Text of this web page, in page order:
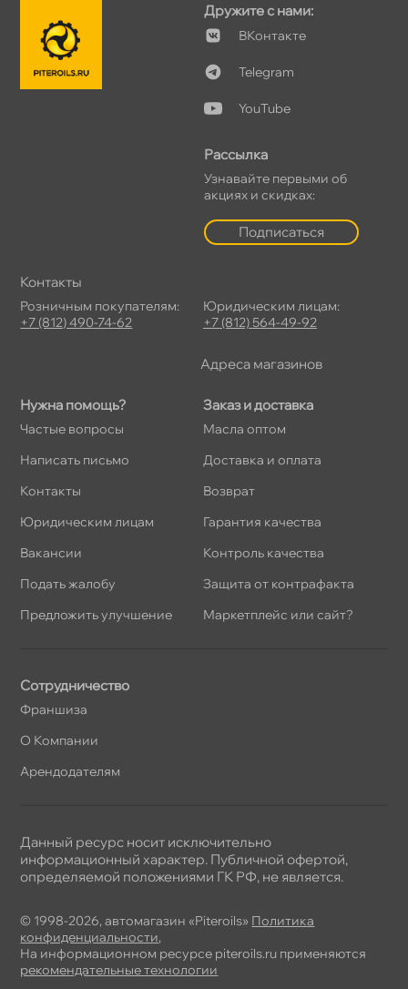
Нужна помощь?
Частые вопросы
Написать письмо
Контакты
Юридическим лицам
акансии
Подать жалобу
Предложить улучшение
Заказ и доставка
Масла оптом
Доставка и оплата
озврат
Гарантия качества
Контроль качества
Защита от контрафакта
Маркетплейс или сайт?
Дружите с нами:
Контакте
Telegram
YouTube
Рассылка
Узнавайте первыми о
акциях и скидках:
Подписаться
Сотрудничество
Франшиза
О Компании
Арендодателям
Контакты
Розничным покупателям:
+7 (812) 490-74-62
Юридическим лицам:
+7 (812) 564-49-92
Адреса магазино
© 1998-2026, автомагазин «Piteroils» Политика
конфиденциальности,
На информационном ресурсе piteroils.ru применяются
рекомендательные технологии
Данный ресурс носит исключительно
информационный характер. Публичной офертой,
определяемой положениями ГК РФ, не является.